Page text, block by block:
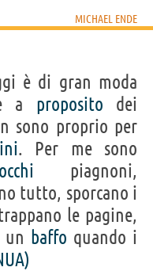
MICHAEL ENDE
è di gran moda
a proposito dei
sono proprio per
. Per me sono
piagnoni,
tutto, sporcano i
le pagine,
un baffo quando i